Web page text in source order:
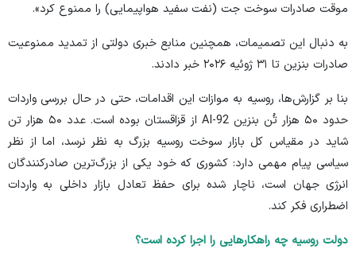
موقت صادرات سوخت جت (نفت سفید هواپیمایی) را ممنوع کرد».
به دنبال این تصمیمات، همچنین منابع خبری دولتی از تمدید ممنوعیت
صادرات بنزین تا ۳۱ ژوئیه ۲۰۲۶ خبر دادند.
بنا بر گزارش‌ها، روسیه به موازات این اقدامات، حتی در حال بررسی واردات
حدود ۵۰ هزار تُن بنزین AI-92 از قزاقستان بوده است. عدد ۵۰ هزار تن
شاید در مقیاس کل بازار سوخت روسیه بزرگ به نظر نرسد، اما از نظر
سیاسی پیام مهمی دارد: کشوری که خود یکی از بزرگ‌ترین صادرکنندگان
انرژی جهان است، ناچار شده برای حفظ تعادل بازار داخلی به واردات
اضطراری فکر کند.
دولت روسیه چه راهکار‌هایی را اجرا کرده است؟